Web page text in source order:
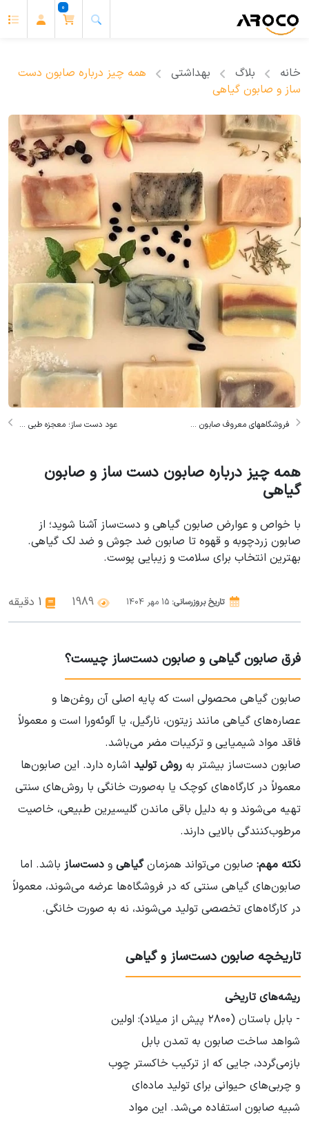
0
خانه بلاگ بهداشتی
همه چیز درباره صابون دست
ساز و صابون گیاهی
فروشگاههای معروف صابون ... عود دست ساز؛ معجزه طبی ...
همه چیز درباره صابون دست ساز و صابون
گیاهی
با خواص و عوارض صابون گیاهی و دست‌ساز آشنا شوید؛ از
صابون زردچوبه و قهوه تا صابون ضد جوش و ضد لک گیاهی.
بهترین انتخاب برای سلامت و زیبایی پوست.
تاریخ بروزرسانی: 15 مهر 1404 1 دقیقه
فرق صابون گیاهی و صابون دست‌ساز چیست؟
صابون گیاهی محصولی است که پایه اصلی آن روغن‌ها و
عصاره‌های گیاهی مانند زیتون، نارگیل، یا آلوئه‌ورا است و معمولاً
فاقد مواد شیمیایی و ترکیبات مضر می‌باشد.
صابون دست‌ساز بیشتر به روش تولید اشاره دارد. این صابون‌ها
معمولاً در کارگاه‌های کوچک یا به‌صورت خانگی با روش‌های سنتی
تهیه می‌شوند و به دلیل باقی ماندن گلیسیرین طبیعی، خاصیت
مرطوب‌کنندگی بالایی دارند.
نکته مهم: صابون می‌تواند همزمانگیاهی و دست‌ساز باشد. اما
صابون‌های گیاهی سنتی که در فروشگاه‌ها عرضه می‌شوند، معمولاً
در کارگاه‌های تخصصی تولید می‌شوند، نه به صورت خانگی.
تاریخچه صابون دست‌ساز و گیاهی
ریشه‌های تاریخی
- بابل باستان (۲۸۰۰ پیش از میلاد): اولین
شواهد ساخت صابون به تمدن بابل
بازمی‌گردد، جایی که از ترکیب خاکستر چوب
و چربی‌های حیوانی برای تولید ماده‌ای
شبیه صابون استفاده می‌شد. این مواد